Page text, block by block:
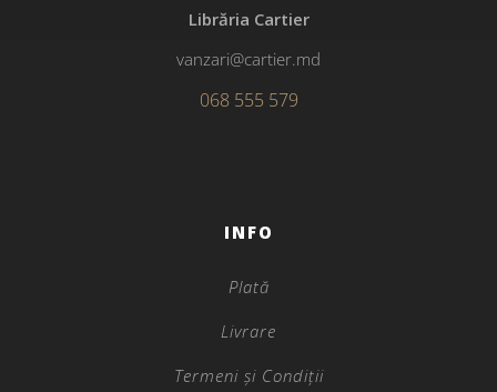
Librăria Cartier
vanzari@cartier.md
068 555 579
INFO
Plată
Livrare
Termeni și Condiții